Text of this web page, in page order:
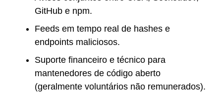
GitHub e npm.
Feeds em tempo real de hashes e
endpoints maliciosos.
Suporte financeiro e técnico para
mantenedores de código aberto
(geralmente voluntários não remunerados).